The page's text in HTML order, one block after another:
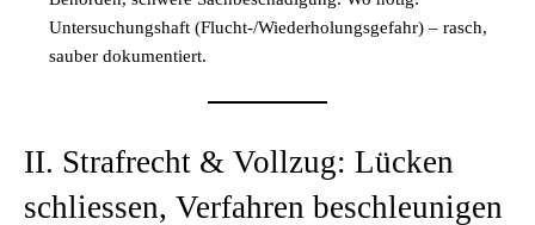
Untersuchungshaft (Flucht-/Wiederholungsgefahr) – rasch,
sauber dokumentiert.
II. Strafrecht & Vollzug: Lücken
schliessen, Verfahren beschleunigen